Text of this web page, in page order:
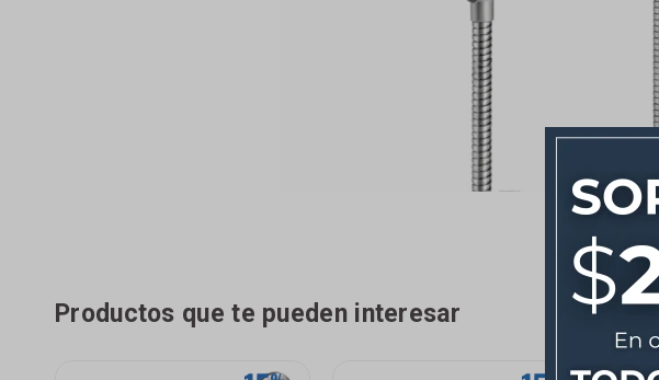
Productos que te pueden interesar